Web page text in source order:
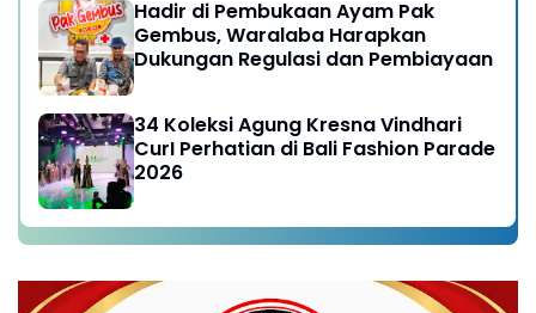
Hadir di Pembukaan Ayam Pak
Gembus, Waralaba Harapkan
Dukungan Regulasi dan Pembiayaan
34 Koleksi Agung Kresna Vindhari
CurI Perhatian di Bali Fashion Parade
2026